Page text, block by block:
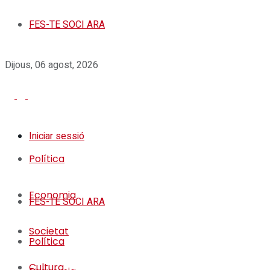
FES-TE SOCI ARA
Dijous, 06 agost, 2026
Iniciar sessió
Política
Economia
Societat
FES-TE SOCI ARA
Política